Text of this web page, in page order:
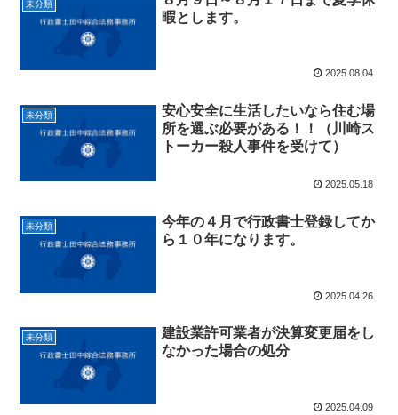
未分類
暇とします。
2025.08.04
未分類
安心安全に生活したいなら住む場
所を選ぶ必要がある！！（川崎ス
トーカー殺人事件を受けて）
2025.05.18
未分類
今年の４月で行政書士登録してか
ら１０年になります。
2025.04.26
未分類
建設業許可業者が決算変更届をし
なかった場合の処分
2025.04.09